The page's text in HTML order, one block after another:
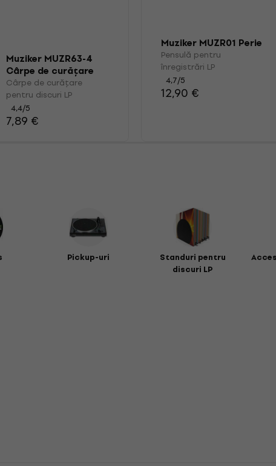
Muziker MUZR63-4
Cârpe de curățare
pentru discuri LP
Cârpe de curățare
pentru discuri LP
4,4/5
7,89 €
Muziker MUZR01 Perie
Pensulă pentru
înregistrări LP
4,7/5
12,90 €
Pickup-uri
Standuri pentru
discuri LP